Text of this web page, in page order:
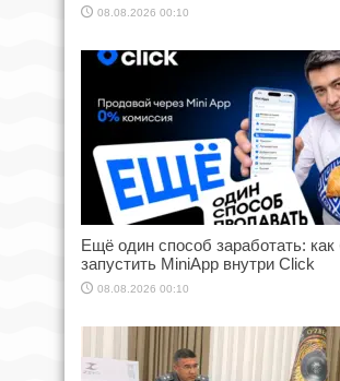
08.08.2026 00:10
Ещё один способ заработать: как
запустить MiniApp внутри Click
08.08.2026 00:10